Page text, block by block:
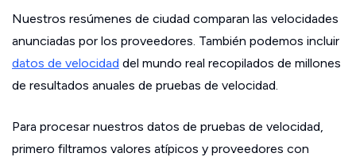
Nuestros resúmenes de ciudad comparan las velocidades
anunciadas por los proveedores. También podemos incluir
datos de velocidad del mundo real recopilados de millones
de resultados anuales de pruebas de velocidad.
Para procesar nuestros datos de pruebas de velocidad,
primero filtramos valores atípicos y proveedores con